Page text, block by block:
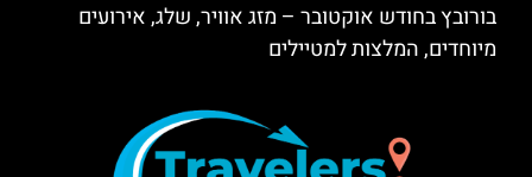
בורובץ בחודש אוקטובר – מזג אוויר, שלג, אירועים
מיוחדים, המלצות למטיילים